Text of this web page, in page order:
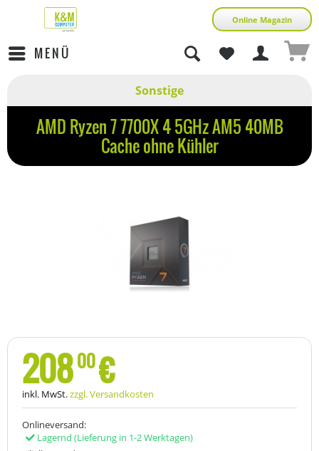
Online Magazin
MENÜ
Sonstige
AMD Ryzen 7 7700X 4 5GHz AM5 40MB
Cache ohne Kühler
20800€
inkl. MwSt.zzgl. Versandkosten
Onlineversand:
Lagernd (Lieferung in 1-2 Werktagen)